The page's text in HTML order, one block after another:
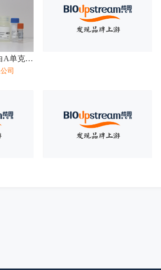
鼠抗人血清淀粉样蛋白A单克隆抗体
司